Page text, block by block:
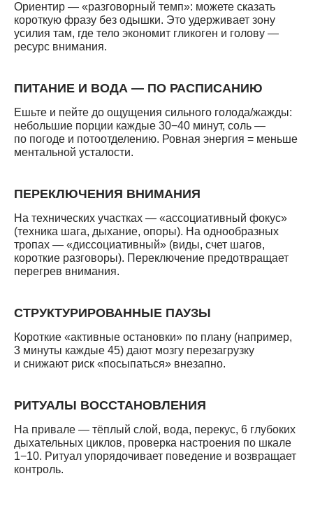
Ориентир — «разговорный темп»: можете сказать
короткую фразу без одышки. Это удерживает зону
усилия там, где тело экономит гликоген и голову —
ресурс внимания.
ПИТАНИЕ И ВОДА — ПО РАСПИСАНИЮ
Ешьте и пейте до ощущения сильного голода/жажды:
небольшие порции каждые 30−40 минут, соль —
по погоде и потоотделению. Ровная энергия = меньше
ментальной усталости.
ПЕРЕКЛЮЧЕНИЯ ВНИМАНИЯ
На технических участках — «ассоциативный фокус»
(техника шага, дыхание, опоры). На однообразных
тропах — «диссоциативный» (виды, счет шагов,
короткие разговоры). Переключение предотвращает
перегрев внимания.
СТРУКТУРИРОВАННЫЕ ПАУЗЫ
Короткие «активные остановки» по плану (например,
3 минуты каждые 45) дают мозгу перезагрузку
и снижают риск «посыпаться» внезапно.
РИТУАЛЫ ВОССТАНОВЛЕНИЯ
На привале — тёплый слой, вода, перекус, 6 глубоких
дыхательных циклов, проверка настроения по шкале
1−10. Ритуал упорядочивает поведение и возвращает
контроль.